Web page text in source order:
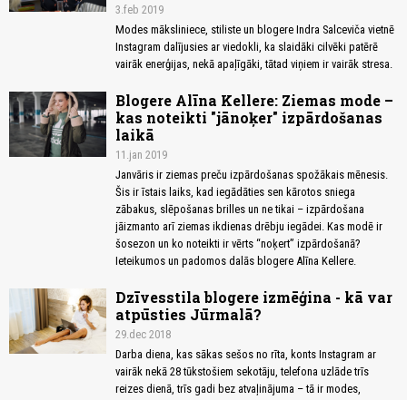
3.feb 2019
Modes māksliniece, stiliste un blogere Indra Salceviča vietnē
Instagram dalījusies ar viedokli, ka slaidāki cilvēki patērē
vairāk enerģijas, nekā apaļīgāki, tātad viņiem ir vairāk stresa.
Blogere Alīna Kellere: Ziemas mode –
kas noteikti "jānoķer" izpārdošanas
laikā
11.jan 2019
Janvāris ir ziemas preču izpārdošanas spožākais mēnesis.
Šis ir īstais laiks, kad iegādāties sen kārotos sniega
zābakus, slēpošanas brilles un ne tikai – izpārdošana
jāizmanto arī ziemas ikdienas drēbju iegādei. Kas modē ir
šosezon un ko noteikti ir vērts “noķert” izpārdošanā?
Ieteikumos un padomos dalās blogere Alīna Kellere.
Dzīvesstila blogere izmēģina - kā var
atpūsties Jūrmalā?
29.dec 2018
Darba diena, kas sākas sešos no rīta, konts Instagram ar
vairāk nekā 28 tūkstošiem sekotāju, telefona uzlāde trīs
reizes dienā, trīs gadi bez atvaļinājuma – tā ir modes,